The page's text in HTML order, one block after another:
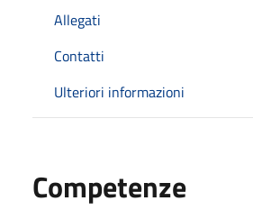
Allegati
Contatti
Ulteriori informazioni
Competenze